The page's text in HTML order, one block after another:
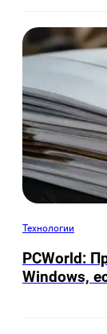
Технологии
PCWorld:
Windows,